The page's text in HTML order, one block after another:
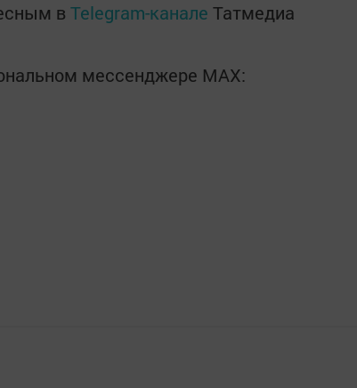
в Telegram-канале Татмедиа
мессенджере MАХ: